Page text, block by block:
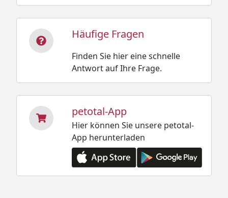
Häufige Fragen
Finden Sie hier eine schnelle
Antwort auf Ihre Frage.
petotal-App
Hier können Sie unsere petotal-
App herunterladen